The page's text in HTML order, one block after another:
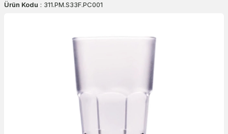
Ürün Kodu : 311.PM.S33F.PC001